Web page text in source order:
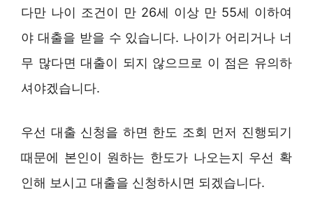
다만 나이 조건이 만 26세 이상 만 55세 이하여
야 대출을 받을 수 있습니다. 나이가 어리거나 너
무 많다면 대출이 되지 않으므로 이 점은 유의하
셔야겠습니다.
우선 대출 신청을 하면 한도 조회 먼저 진행되기
때문에 본인이 원하는 한도가 나오는지 우선 확
인해 보시고 대출을 신청하시면 되겠습니다.